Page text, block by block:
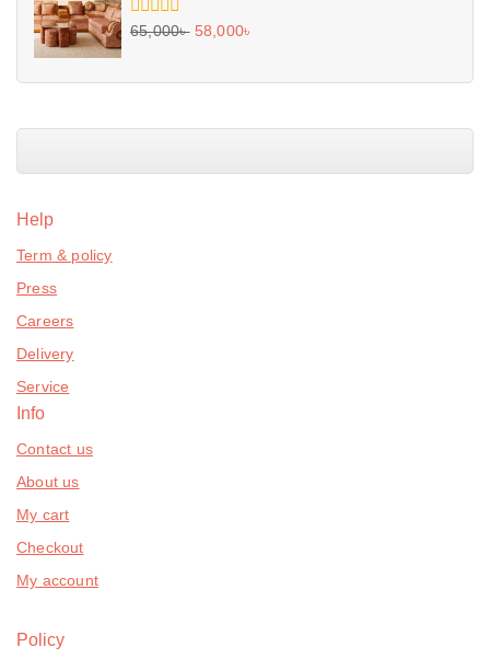
0
5
65,000৳ 58,000৳
Help
Term & policy
Press
Careers
Delivery
Service
Info
Contact us
About us
My cart
Checkout
My account
Policy